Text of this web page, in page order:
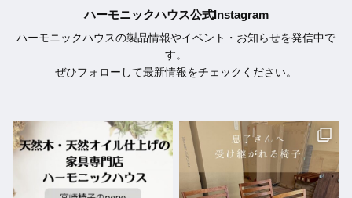
ハーモニックハウス公式Instagram
ハーモニックハウスの製品情報やイベント・お知らせを発信中で
す。
ぜひフォローして最新情報をチェックください。